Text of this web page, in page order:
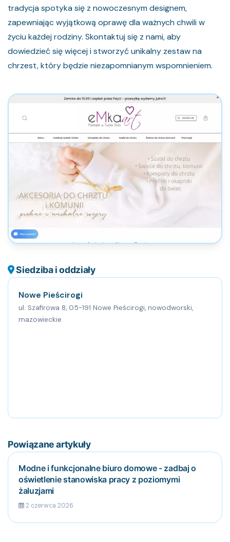
tradycja spotyka się z nowoczesnym designem,
zapewniając wyjątkową oprawę dla ważnych chwili w
życiu każdej rodziny. Skontaktuj się z nami, aby
dowiedzieć się więcej i stworzyć unikalny zestaw na
chrzest, który będzie niezapomnianym wspomnieniem.
Siedziba i oddziały
Nowe Pieścirogi
ul. Szafirowa 8, 05-191 Nowe Pieścirogi, nowodworski,
mazowieckie
Powiązane artykuły
Modne i funkcjonalne biuro domowe - zadbaj o
oświetlenie stanowiska pracy z poziomymi
żaluzjami
2 czerwca 2026